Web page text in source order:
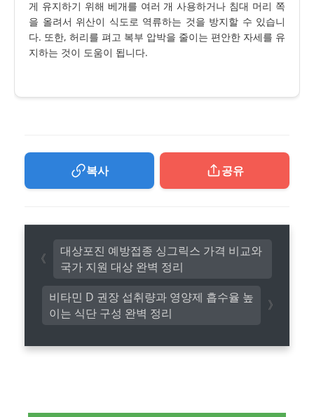
게 유지하기 위해 베개를 여러 개 사용하거나 침대 머리 쪽
을 올려서 위산이 식도로 역류하는 것을 방지할 수 있습니
다. 또한, 허리를 펴고 복부 압박을 줄이는 편안한 자세를 유
지하는 것이 도움이 됩니다.
복사 공유
비타민 D 권장 섭취량과 영양제 흡수율 높
이는 식단 구성 완벽 정리
대상포진 예방접종 싱그릭스 가격 비교와
국가 지원 대상 완벽 정리